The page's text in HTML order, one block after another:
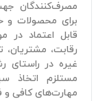
مصرف‌کنندگان
برای محصولات و
قابل اعتماد در
رقابت، مشتریان،
غیره در راستای
مستلزم اتخاذ
مهارت‌های کافی